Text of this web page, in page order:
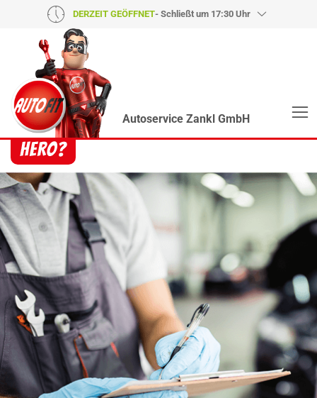
DERZEIT GEÖFFNET- Schließt um 17:30 Uhr
Autoservice Zankl GmbH
Heroes? Findet man bei uns!
Wie auch wir bringen Handmaker Herby, Rollin‘
Robby und Engineering Esy mit ihrer Superpower
jeden Wagen wieder auf die Bahn.
hier